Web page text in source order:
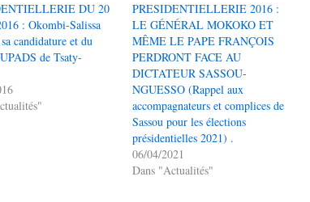
DU 20
: Okombi-Salissa
candidature et du
de Tsaty-
PRESIDENTIELLERIE 2016 :
LE GÉNÉRAL MOKOKO ET
MÊME LE PAPE FRANÇOIS
PERDRONT FACE AU
DICTATEUR SASSOU-
NGUESSO (Rappel aux
accompagnateurs et complices de
Sassou pour les élections
présidentielles 2021) .
06/04/2021
Dans "Actualités"